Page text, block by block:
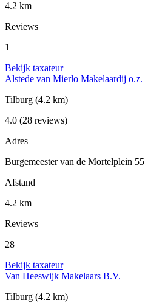
4.2 km
Reviews
1
Bekijk taxateur
Alstede van Mierlo Makelaardij o.z.
Tilburg (4.2 km)
4.0 (28 reviews)
Adres
Burgemeester van de Mortelplein 55
Afstand
4.2 km
Reviews
28
Bekijk taxateur
Van Heeswijk Makelaars B.V.
Tilburg (4.2 km)